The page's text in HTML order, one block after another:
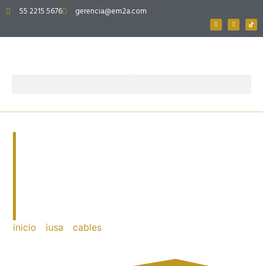
55 2215 5676 gerencia@em2a.com
inicio iusa /cables